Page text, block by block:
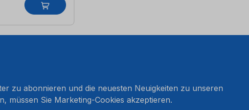
zu abonnieren und die neuesten Neuigkeiten zu unseren
müssen Sie Marketing-Cookies akzeptieren.